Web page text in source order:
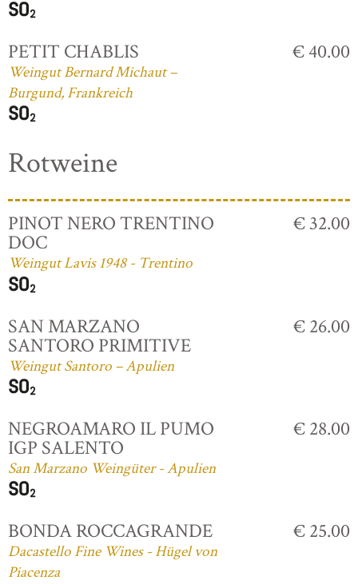
PETIT CHABLIS
Weingut Bernard Michaut –
Burgund, Frankreich
€ 40.00
Rotweine
PINOT NERO TRENTINO
DOC
Weingut Lavis 1948 - Trentino
€ 32.00
SAN MARZANO
SANTORO PRIMITIVE
Weingut Santoro – Apulien
€ 26.00
NEGROAMARO IL PUMO
IGP SALENTO
San Marzano Weingüter - Apulien
€ 28.00
BONDA ROCCAGRANDE
Dacastello Fine Wines - Hügel von
Piacenza
€ 25.00